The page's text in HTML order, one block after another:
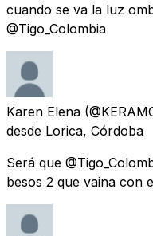
cuando se va la luz
@Tigo_Colombia
Karen Elena
desde Lorica, Córdoba
Será que
besos 2 que vaina con